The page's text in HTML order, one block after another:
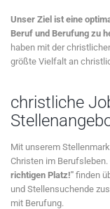
Unser Ziel ist eine
Beruf und Berufung zu
haben mit der
größte Vielfalt an
christliche
Mit unserem
Christen im
richtigen Platz!" finden
und Stellensuchende
mit Berufung.